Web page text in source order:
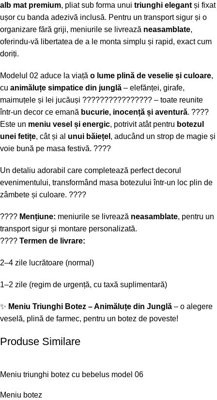
alb mat premium, pliat sub forma unui triunghi elegant și fixat
ușor cu banda adezivă inclusă. Pentru un transport sigur și o
organizare fără griji, meniurile se livrează neasamblate,
oferindu-vă libertatea de a le monta simplu și rapid, exact cum
doriți.
Modelul 02 aduce la viață o lume plină de veselie și culoare,
cu animăluțe simpatice din junglă – elefănței, girafe,
maimuțele și lei jucăuși ???????????????? – toate reunite
într-un decor ce emană bucurie, inocență și aventură. ????
Este un meniu vesel și energic, potrivit atât pentru botezul
unei fetițe, cât și al unui băiețel , aducând un strop de magie și
voie bună pe masa festivă. ????
Un detaliu adorabil care completează perfect decorul
evenimentului, transformând masa botezului într-un loc plin de
zâmbete și culoare. ????
???? Mențiune: meniurile se livrează neasamblate, pentru un
transport sigur și montare personalizată.
???? Termen de livrare:
2–4 zile lucrătoare (normal)
1–2 zile (regim de urgență, cu taxă suplimentară)
✨ Meniu Triunghi Botez – Animăluțe din Junglă – o alegere
veselă, plină de farmec, pentru un botez de poveste!
Produse Similare
Meniu triunghi botez cu bebelus model 06
Meniu botez